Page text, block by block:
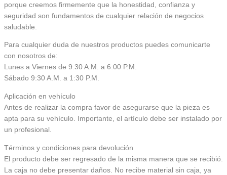
porque creemos firmemente que la honestidad, confianza y
seguridad son fundamentos de cualquier relación de negocios
saludable.
Para cualquier duda de nuestros productos puedes comunicarte
con nosotros de:
Lunes a Viernes de 9:30 A.M. a 6:00 P.M.
Sábado 9:30 A.M. a 1:30 P.M.
Aplicación en vehículo
Antes de realizar la compra favor de asegurarse que la pieza es
apta para su vehículo. Importante, el artículo debe ser instalado por
un profesional.
Términos y condiciones para devolución
El producto debe ser regresado de la misma manera que se recibió.
La caja no debe presentar daños. No recibe material sin caja, ya